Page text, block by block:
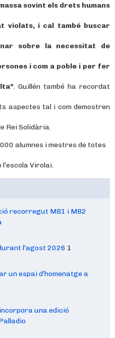
sovint els drets humans
violats, i cal també buscar
sobre la necessitat de
i com a poble i per fer
. Guillén també ha recordat
aspectes tal i com demostren
Rei Solidària.
alumnes i mestres de totes
Virolai.
recorregut MB1 i MB2
l’agost 2026 1
un espai d’homenatge a
una edició